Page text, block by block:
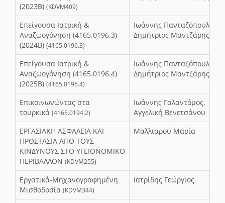
(2023Β) (KDVM409)
Επείγουσα Ιατρική &
Αναζωογόνηση (4165.0196.3)
(2024Β) (4165.0196.3)
Ιωάννης Πανταζόπουλος,
Δημήτριος Μαντζάρης
Επείγουσα Ιατρική &
Αναζωογόνηση (4165.0196.4)
(2025Β) (4165.0196.4)
Ιωάννης Πανταζόπουλος,
Δημήτριος Μαντζάρης
Επικοινωνώντας στα
τουρκικά (4165.0194.2)
Ιωάννης Γαλαντόμος,
Αγγελική Βενετσάνου
ΕΡΓΑΣΙΑΚΗ ΑΣΦΑΛΕΙΑ ΚΑΙ
ΠΡΟΣΤΑΣΙΑ ΑΠΟ ΤΟΥΣ
ΚΙΝΔΥΝΟΥΣ ΣΤΟ ΥΓΕΙΟΝΟΜΙΚΟ
ΠΕΡΙΒΑΛΛΟΝ (KDVM255)
Μαλλιαρού Μαρία
Εργατικά-Μηχανογραφημένη
Μισθοδοσία (KDVM344)
Ιατρίδης Γεώργιος